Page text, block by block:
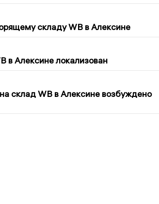
складу WB в Алексине
в Алексине локализован
склад WB в Алексине возбуждено